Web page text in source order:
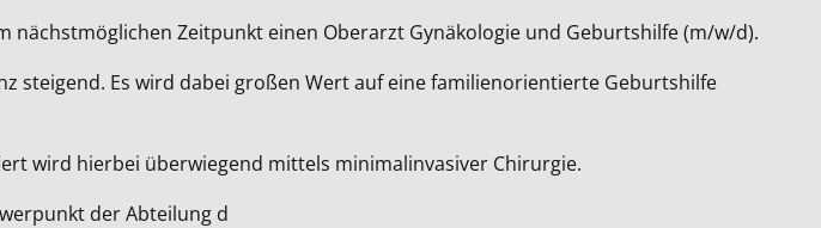
Zeitpunkt einen Oberarzt Gynäkologie und Geburtshilfe (m/w/d).
steigend. Es wird dabei großen Wert auf eine familienorientierte Geburtshilfe
wird hierbei überwiegend mittels minimalinvasiver Chirurgie.
der Abteilung d